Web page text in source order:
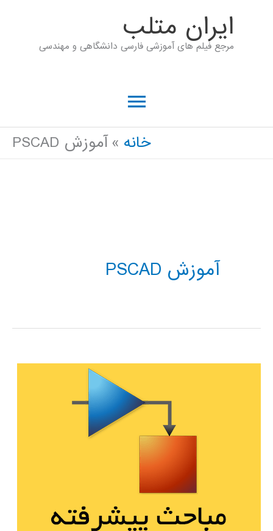
ايران متلب
مرجع فیلم های آموزشی فارسی دانشگاهی و مهندسی
فهرست
اصلی
خانه آموزش PSCAD
آموزش PSCAD